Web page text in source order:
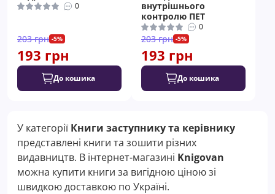
0
203 грн -5%
193 грн
До кошика
внутрішнього
контролю ПЕТ
0
203 грн -5%
193 грн
До кошика
У категорії Книги заступнику та керівнику
представлені книги та зошити різних
видавництв. В інтернет-магазині Knigovan
можна купити книги за вигідною ціною зі
швидкою доставкою по Україні.